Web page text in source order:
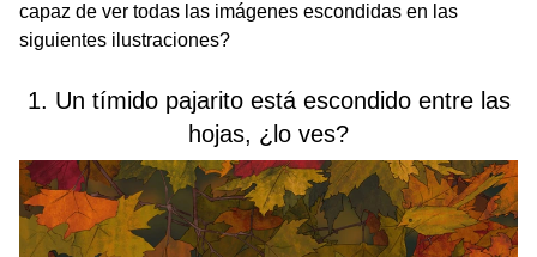
capaz de ver todas las imágenes escondidas en las
siguientes ilustraciones?
1. Un tímido pajarito está escondido entre las
hojas, ¿lo ves?